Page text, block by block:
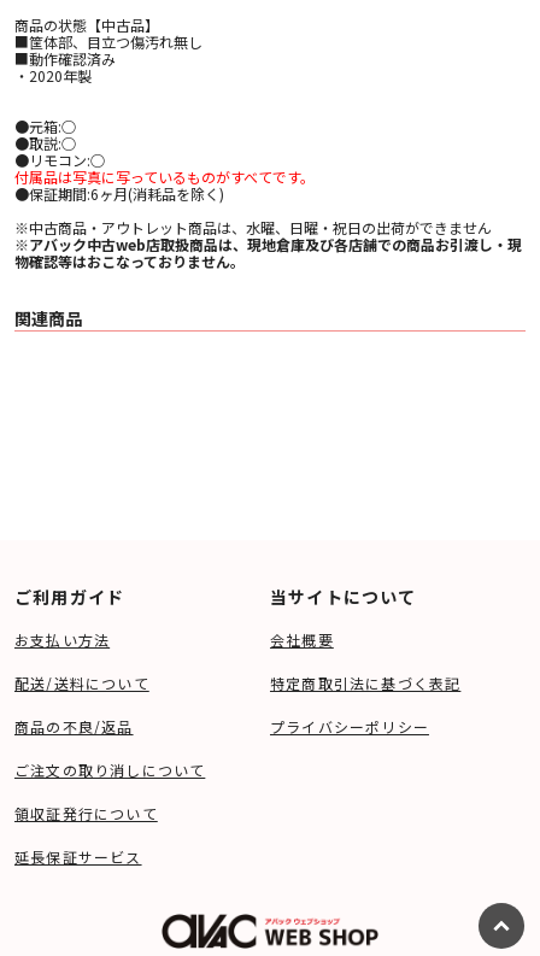
商品の状態【中古品】
■筐体部、目立つ傷汚れ無し
■動作確認済み
・2020年製
●元箱:○
●取説:○
●リモコン:○
付属品は写真に写っているものがすべてです。
●保証期間:6ヶ月(消耗品を除く)
※中古商品・アウトレット商品は、水曜、日曜・祝日の出荷ができません
※アバック中古web店取扱商品は、現地倉庫及び各店舗での商品お引渡し・現
物確認等はおこなっておりません。
関連商品
ご利用ガイド
お支払い方法
配送/送料について
商品の不良/返品
ご注文の取り消しについて
領収証発行について
延長保証サービス
当サイトについて
会社概要
特定商取引法に基づく表記
プライバシーポリシー